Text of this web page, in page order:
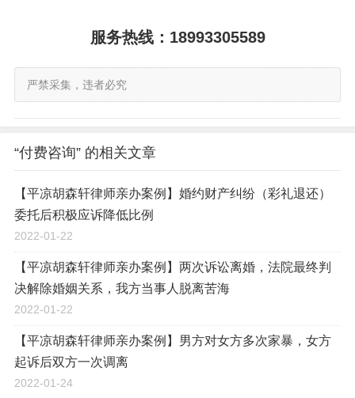
服务热线：18993305589
严禁采集，违者必究
“付费咨询” 的相关文章
【平凉胡森轩律师亲办案例】婚约财产纠纷（彩礼退还）
委托后积极应诉降低比例
2022-01-22
【平凉胡森轩律师亲办案例】两次诉讼离婚，法院最终判
决解除婚姻关系，我方当事人脱离苦海
2022-01-22
【平凉胡森轩律师亲办案例】男方对女方多次家暴，女方
起诉后双方一次调离
2022-01-24